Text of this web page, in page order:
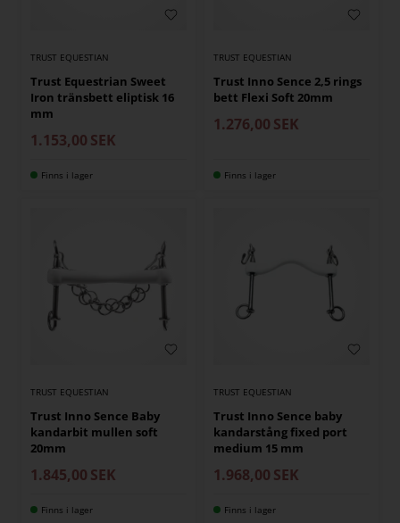
TRUST EQUESTIAN
Trust Equestrian Sweet
Iron tränsbett eliptisk 16
mm
1.153,00 SEK
Finns i lager
TRUST EQUESTIAN
Trust Inno Sence 2,5 rings
bett Flexi Soft 20mm
1.276,00 SEK
Finns i lager
TRUST EQUESTIAN
Trust Inno Sence Baby
kandarbit mullen soft
20mm
1.845,00 SEK
Finns i lager
TRUST EQUESTIAN
Trust Inno Sence baby
kandarstång fixed port
medium 15 mm
1.968,00 SEK
Finns i lager